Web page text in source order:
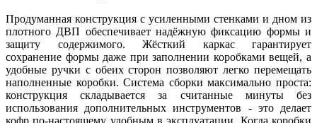
Продуманная конструкция с усиленными стенками и дном из
плотного ДВП обеспечивает надёжную фиксацию формы и
защиту содержимого. Жёсткий каркас гарантирует
сохранение формы даже при заполнении коробками вещей, а
удобные ручки с обеих сторон позволяют легко перемещать
наполненные коробки. Система сборки максимально проста:
конструкция складывается за считанные минуты без
использования дополнительных инструментов - это делает